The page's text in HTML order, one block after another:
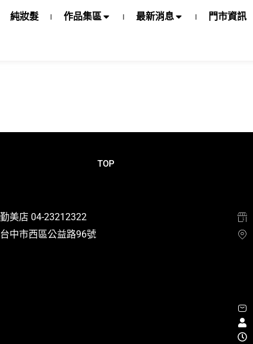
純妝髮 作品集區 最新消息 門市資訊
TOP
勤美店 04-23212322
台中市西區公益路96號